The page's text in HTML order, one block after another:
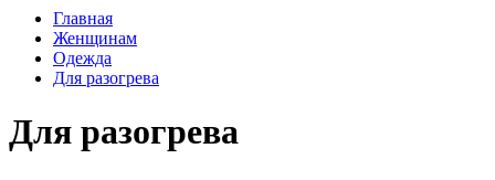
Главная
Женщинам
Одежда
Для разогрева
Для разогрева